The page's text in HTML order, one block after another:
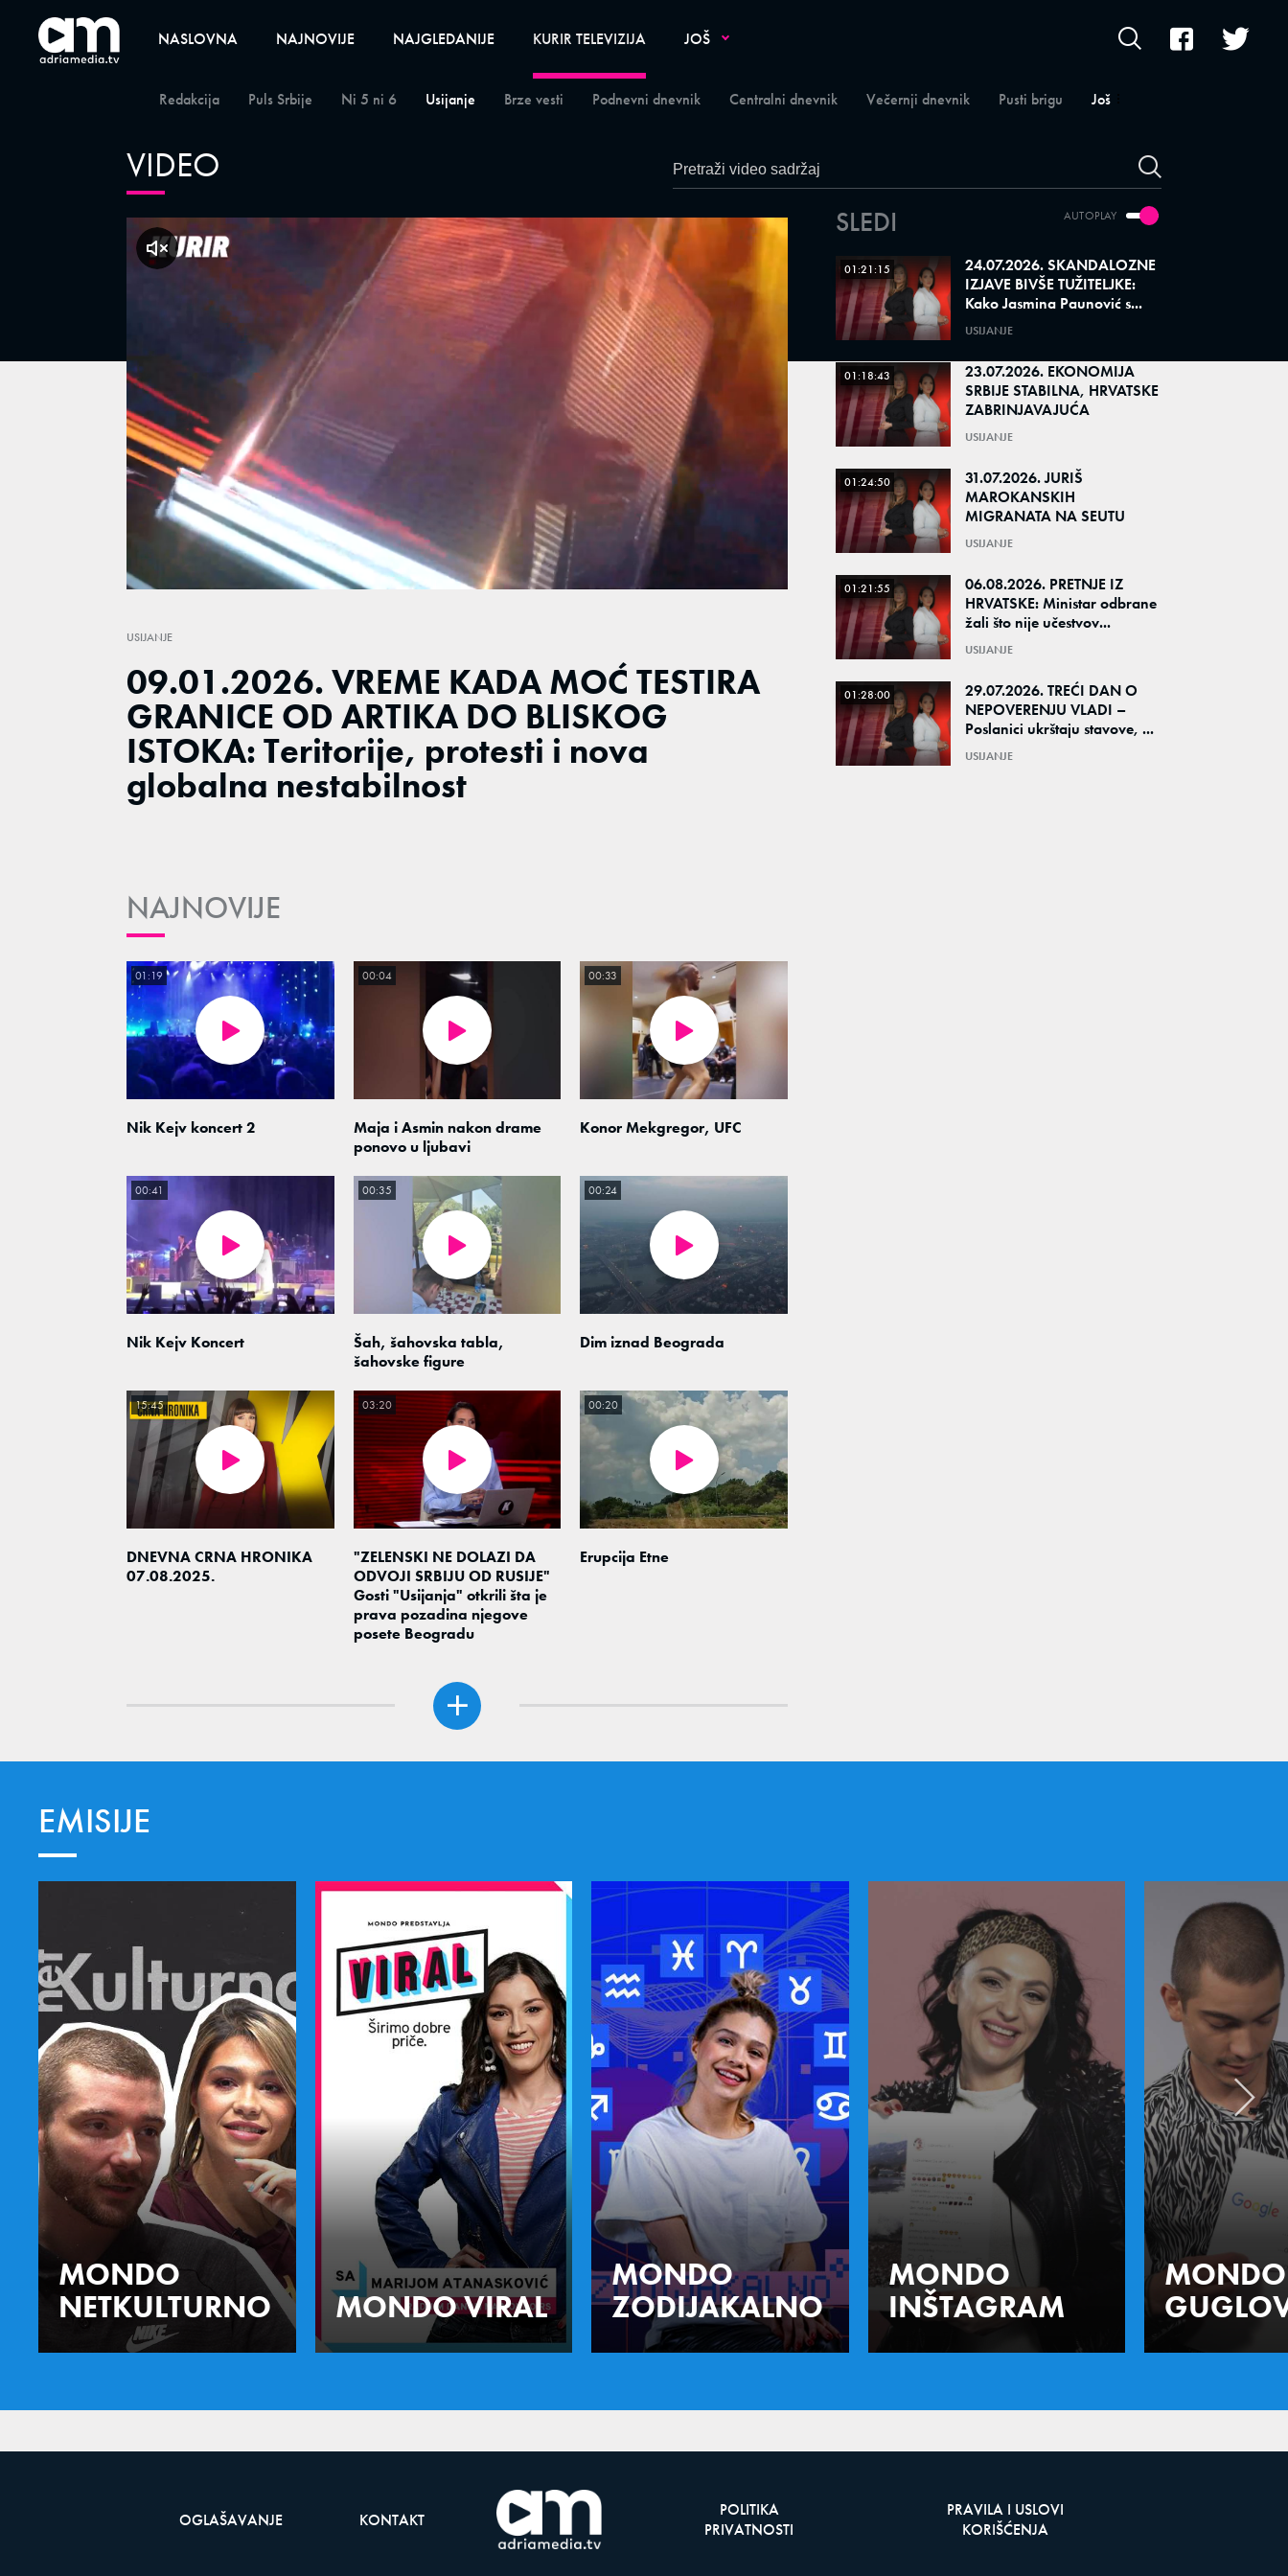
NASLOVNA NAJNOVIJE NAJGLEDANIJE KURIR TELEVIZIJA
Redakcija Puls Srbije Ni 5 ni 6 Usijanje Brze vesti Podnevni dnevnik Centralni dnevnik Večernji dnevnik Pusti brigu Još
JOŠ
VIDEO
Unmute
/
klikni za zvuk
USIJANJE
09.01.2026. VREME KADA MOĆ TESTIRA
GRANICE OD ARTIKA DO BLISKOG
ISTOKA: Teritorije, protesti i nova
globalna nestabilnost
NAJNOVIJE
Nik Kejv koncert 2
01:19
Maja i Asmin nakon drame
ponovo u ljubavi
00:04
Konor Mekgregor, UFC
00:33
Nik Kejv Koncert
00:41
Šah, šahovska tabla,
šahovske figure
00:35
Dim iznad Beograda
00:24
DNEVNA CRNA HRONIKA
07.08.2025.
15:45
"ZELENSKI NE DOLAZI DA
ODVOJI SRBIJU OD RUSIJE"
Gosti "Usijanja" otkrili šta je
prava pozadina njegove
posete Beogradu
03:20
Erupcija Etne
00:20
AUTOPLAY
SLEDI
01:21:15
24.07.2026. SKANDALOZNE
IZJAVE BIVŠE TUŽITELJKE:
Kako Jasmina Paunović s...
USIJANJE
01:18:43
23.07.2026. EKONOMIJA
SRBIJE STABILNA, HRVATSKE
ZABRINJAVAJUĆA
USIJANJE
01:24:50
31.07.2026. JURIŠ
MAROKANSKIH
MIGRANATA NA SEUTU
USIJANJE
01:21:55
06.08.2026. PRETNJE IZ
HRVATSKE: Ministar odbrane
žali što nije učestvov...
USIJANJE
01:28:00
29.07.2026. TREĆI DAN O
NEPOVERENJU VLADI –
Poslanici ukrštaju stavove, ...
USIJANJE
EMISIJE
MONDO
NETKULTURNO
MONDO VIRAL
MONDO
ZODIJAKALNO
MONDO
INŠTAGRAM
MONDO
OGLAŠAVANJE KONTAKT
POLITIKA
PRIVATNOSTI
PRAVILA I USLOVI
KORIŠĆENJA